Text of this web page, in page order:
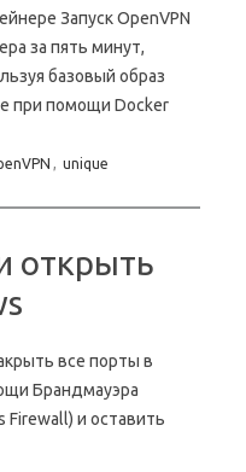
Запуск OpenVPN
за пять минут,
базовый образ
при помощи Docker
, unique
открыть
все порты в
Брандмауэра
Firewall) и оставить